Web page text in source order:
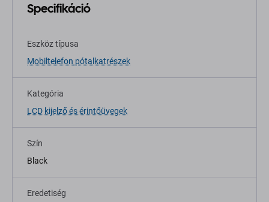
Specifikáció
Eszköz típusa
Mobiltelefon pótalkatrészek
Kategória
LCD kijelző és érintőüvegek
Szín
Black
Eredetiség